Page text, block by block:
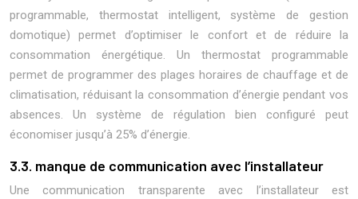
programmable, thermostat intelligent, système de gestion
domotique) permet d’optimiser le confort et de réduire la
consommation énergétique. Un thermostat programmable
permet de programmer des plages horaires de chauffage et de
climatisation, réduisant la consommation d’énergie pendant vos
absences. Un système de régulation bien configuré peut
économiser jusqu’à 25% d’énergie.
3.3. manque de communication avec l’installateur
Une communication transparente avec l’installateur est